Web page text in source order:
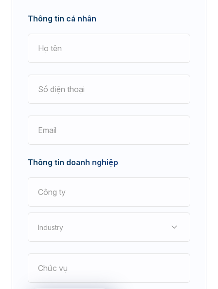
Thông tin cá nhân
Thông tin doanh nghiệp
Industry
Điện tử